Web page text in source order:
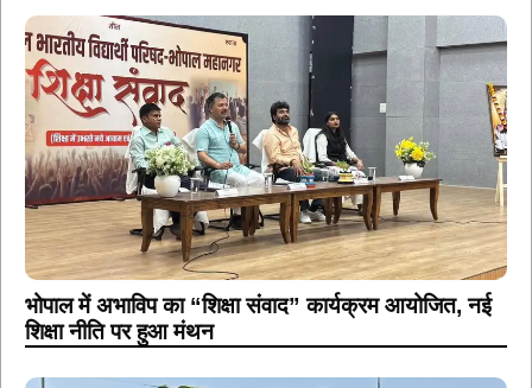
भोपाल में अभाविप का “शिक्षा संवाद” कार्यक्रम आयोजित, नई
शिक्षा नीति पर हुआ मंथन